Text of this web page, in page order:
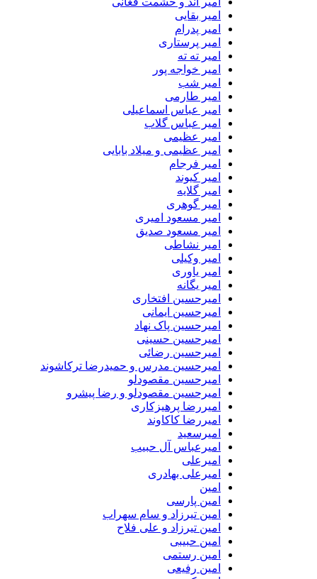
امیر بقایی
امیر پدرام
امیر پرستاری
امیر ته ته
امیر خواجه پور
امیر شب
امیر طارمی
امیر عباس اسماعیلی
امیر عباس گلاب
امیر عظیمی
امیر عظیمی و میلاد بابایی
امیر فرجام
امیر کیوند
امیر گلایه
امیر گوهری
امیر مسعود امیری
امیر مسعود صدیق
امیر نشاطی
امیر وکیلی
امیر یاوری
امیر یگانه
امیرحسین افتخاری
امیرحسین ایمانی
امیرحسین پاک نهاد
امیرحسین حسینی
امیرحسین رضائی
امیرحسین مدرس و حمیدرضا ترکاشوند
امیرحسین مقصودلو
امیرحسین مقصودلو و رضا پیشرو
امیررضا پرهیزکاری
امیررضا کاکاوند
امیرسعید
امیرعباس آل حبیب
امیرعلی
امیرعلی بهادری
امین پارسی
امین تیرزاد و سام سهراب
امین تیرزاد و علی فلاح
امین حبیبی
امین رستمی
امین رفیعی